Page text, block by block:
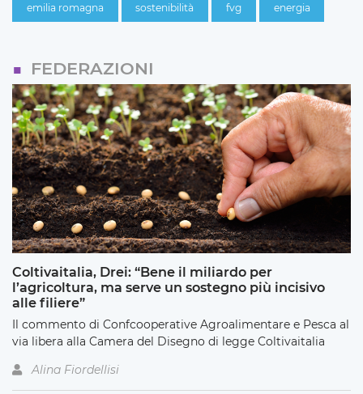
emilia romagna sostenibilità fvg energia
FEDERAZIONI
Coltivaitalia, Drei: “Bene il miliardo per
l’agricoltura, ma serve un sostegno più incisivo
alle filiere”
Il commento di Confcooperative Agroalimentare e Pesca al
via libera alla Camera del Disegno di legge Coltivaitalia
Alina Fiordellisi